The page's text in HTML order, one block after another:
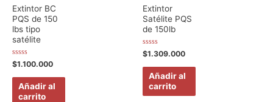
Extintor BC
PQS de 150
lbs tipo
satélite
Valorado
en
0
$1.100.000
Añadir al
carrito
Extintor
Satélite PQS
de 150lb
Valorado
en
0
$1.309.000
Añadir al
carrito